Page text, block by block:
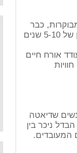
לחוש בזקנה. כך שזה לא רק עניין של 5-10 שנים
חדש!!